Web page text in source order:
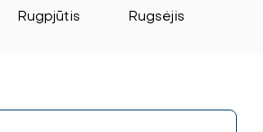
Rugpjūtis Rugsėjis